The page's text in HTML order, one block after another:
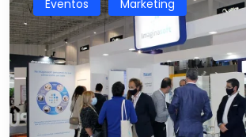
Eventos Marketing